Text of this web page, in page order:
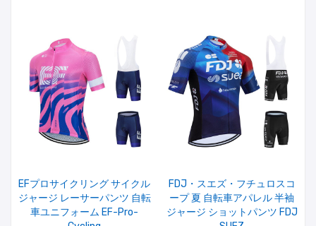
EFプロサイクリング サイクル
ジャージ レーサーパンツ 自転
車ユニフォーム EF-Pro-
FDJ・スエズ・フチュロスコ
ープ 夏 自転車アパレル 半袖
ジャージ ショットパンツ FDJ